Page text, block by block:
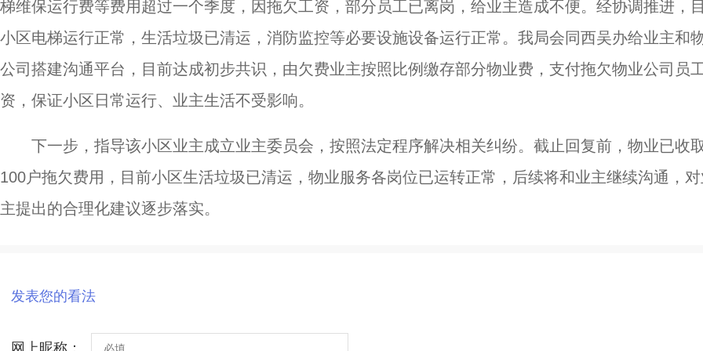
梯维保运行费等费用超过一个季度，因拖欠工资，部分员工已离岗，给业主造成不便。经协调推进，
小区电梯运行正常，生活垃圾已清运，消防监控等必要设施设备运行正常。我局会同西吴办给业主和
公司搭建沟通平台，目前达成初步共识，由欠费业主按照比例缴存部分物业费，支付拖欠物业公司员
资，保证小区日常运行、业主生活不受影响。
下一步，指导该小区业主成立业主委员会，按照法定程序解决相关纠纷。截止回复前，物业已收
100户拖欠费用，目前小区生活垃圾已清运，物业服务各岗位已运转正常，后续将和业主继续沟通，对
主提出的合理化建议逐步落实。
发表您的看法
网上昵称：